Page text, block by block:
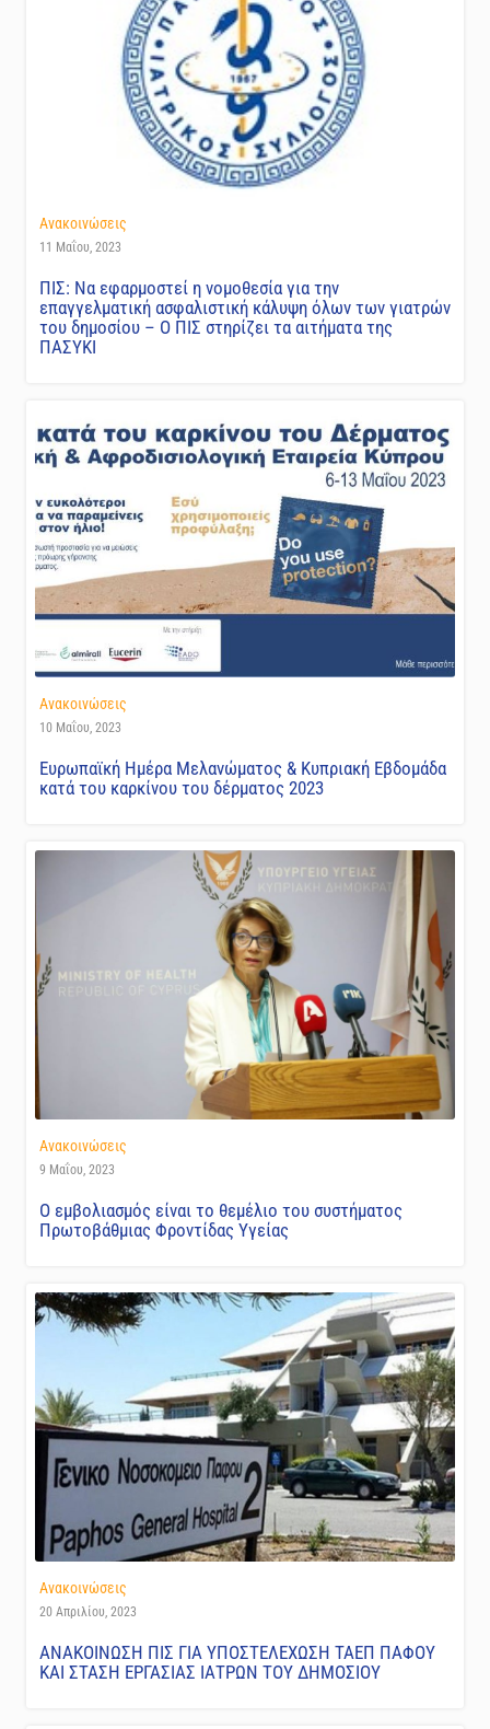
Ανακοινώσεις
11 Μαΐου, 2023
ΠΙΣ: Να εφαρμοστεί η νομοθεσία για την
επαγγελματική ασφαλιστική κάλυψη όλων των γιατρών
του δημοσίου – Ο ΠΙΣ στηρίζει τα αιτήματα της
ΠΑΣΥΚΙ
Ανακοινώσεις
10 Μαΐου, 2023
Ευρωπαϊκή Ημέρα Μελανώματος & Κυπριακή Εβδομάδα
κατά του καρκίνου του δέρματος 2023
Ανακοινώσεις
9 Μαΐου, 2023
Ο εμβολιασμός είναι το θεμέλιο του συστήματος
Πρωτοβάθμιας Φροντίδας Υγείας
Ανακοινώσεις
20 Απριλίου, 2023
ΑΝΑΚΟΙΝΩΣΗ ΠΙΣ ΓΙΑ ΥΠΟΣΤΕΛΕΧΩΣΗ ΤΑΕΠ ΠΑΦΟΥ
ΚΑΙ ΣΤΑΣΗ ΕΡΓΑΣΙΑΣ ΙΑΤΡΩΝ ΤΟΥ ΔΗΜΟΣΙΟΥ